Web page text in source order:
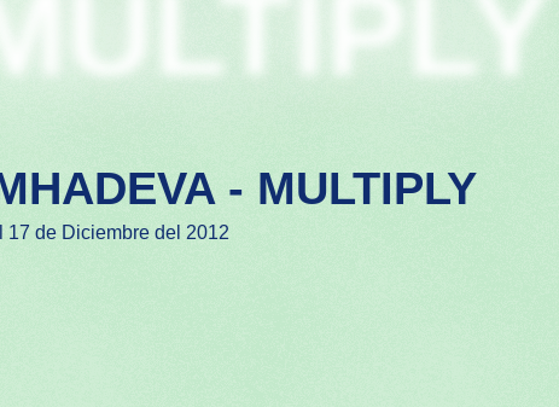
- MULTIPLY
17 de Diciembre del 2012